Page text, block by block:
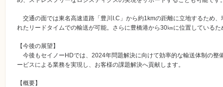
交通の面では東名高速道路「豊川I.C」から約1kmの距離に立地するため
れたリードタイムでの輸送が可能。さらに豊橋港から30㎞に位置している
【今後の展望】
今後もセイノーHDでは、2024年問題解決に向けて効率的な輸送体制の整
ービスによる業務を実現し、お客様の課題解決へ貢献します。
【概要】